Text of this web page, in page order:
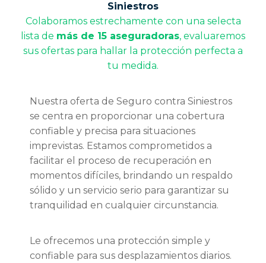
Siniestros
Colaboramos estrechamente con una selecta
lista de más de 15 aseguradoras, evaluaremos
sus ofertas para hallar la protección perfecta a
tu medida.
Nuestra oferta de Seguro contra Siniestros
se centra en proporcionar una cobertura
confiable y precisa para situaciones
imprevistas. Estamos comprometidos a
facilitar el proceso de recuperación en
momentos difíciles, brindando un respaldo
sólido y un servicio serio para garantizar su
tranquilidad en cualquier circunstancia.
Le ofrecemos una protección simple y
confiable para sus desplazamientos diarios.